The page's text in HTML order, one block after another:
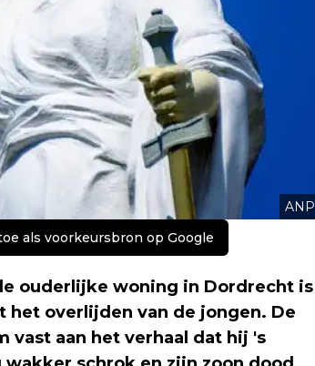
ANP
als voorkeursbron op Google
ouderlijke woning in Dordrecht is
overlijden van de jongen. De
vast aan het verhaal dat hij 's